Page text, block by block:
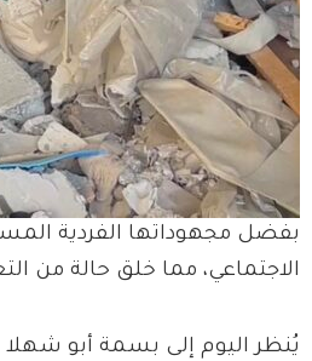
بفضل مجهوداتها الفردية
الاجتماعي، مما خلق حالة من
يُنظر اليوم إلى بسمة أبو